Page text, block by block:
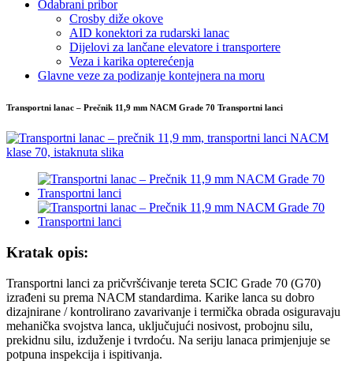
Odabrani pribor
Crosby diže okove
AID konektori za rudarski lanac
Dijelovi za lančane elevatore i transportere
Veza i karika opterećenja
Glavne veze za podizanje kontejnera na moru
Transportni lanac – Prečnik 11,9 mm NACM Grade 70 Transportni lanci
Kratak opis:
Transportni lanci za pričvršćivanje tereta SCIC Grade 70 (G70)
izrađeni su prema NACM standardima. Karike lanca su dobro
dizajnirane / kontrolirano zavarivanje i termička obrada osiguravaju
mehanička svojstva lanca, uključujući nosivost, probojnu silu,
prekidnu silu, izduženje i tvrdoću. Na seriju lanaca primjenjuje se
potpuna inspekcija i ispitivanja.